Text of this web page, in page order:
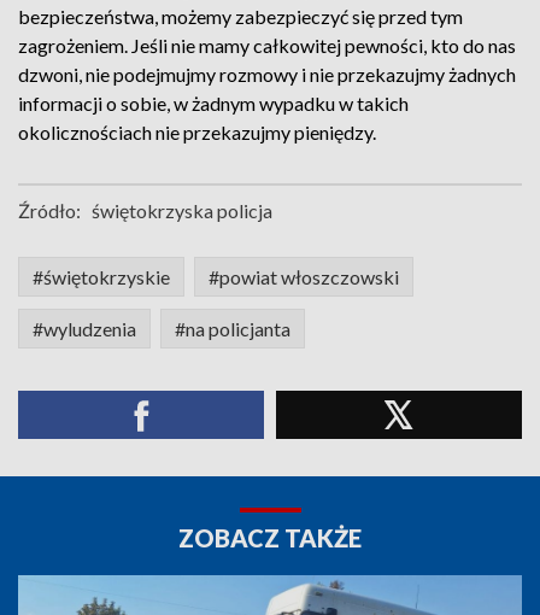
bezpieczeństwa, możemy zabezpieczyć się przed tym
zagrożeniem. Jeśli nie mamy całkowitej pewności, kto do nas
dzwoni, nie podejmujmy rozmowy i nie przekazujmy żadnych
informacji o sobie, w żadnym wypadku w takich
okolicznościach nie przekazujmy pieniędzy.
Źródło: świętokrzyska policja
#świętokrzyskie #powiat włoszczowski
#wyludzenia #na policjanta
ZOBACZ TAKŻE